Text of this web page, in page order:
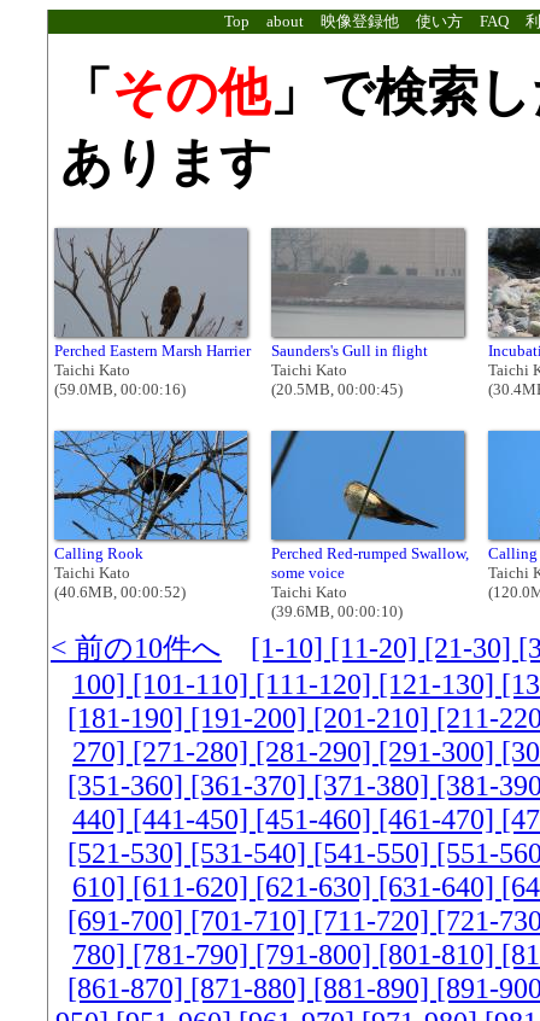
Top about 映像登録他 使い方 FAQ
「 その他」で検索
あります
Perched Eastern Marsh Harrier
Taichi Kato
(59.0MB, 00:00:16)
Saunders's Gull in flight
Taichi Kato
(20.5MB, 00:00:45)
Taichi
Calling Rook
Taichi Kato
(40.6MB, 00:00:52)
Perched Red-rumped Swallow,
some voice
Taichi Kato
(39.6MB, 00:00:10)
Calling
Taichi
< 前の10件へ [1-10] [11-20] [21-30]
100] [101-110] [111-120] [121-130]
[181-190] [191-200] [201-210] [211-
270] [271-280] [281-290] [291-300]
[351-360] [361-370] [371-380] [381-
440] [441-450] [451-460] [461-470]
[521-530] [531-540] [541-550] [551-
610] [611-620] [621-630] [631-640]
[691-700] [701-710] [711-720] [721-
780] [781-790] [791-800] [801-810]
[861-870] [871-880] [881-890] [891-